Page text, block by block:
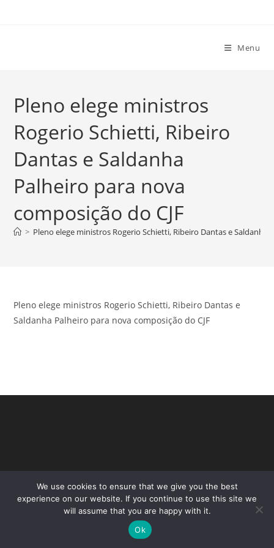
Menu
Pleno elege ministros
Rogerio Schietti, Ribeiro
Dantas e Saldanha
Palheiro para nova
composição do CJF
> Pleno elege ministros Rogerio Schietti, Ribeiro Dantas e Saldanha
Pleno elege ministros Rogerio Schietti, Ribeiro Dantas e
Saldanha Palheiro para nova composição do CJF
Copyright - WordPress Theme by OceanWP
We use cookies to ensure that we give you the best
experience on our website. If you continue to use this site we
will assume that you are happy with it.
Ok